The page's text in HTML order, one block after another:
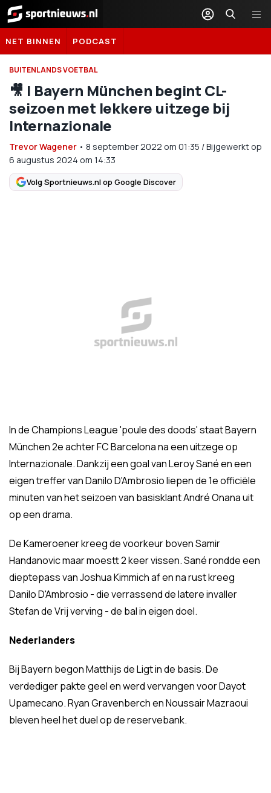
Sportnieuws.nl
NET BINNEN PODCAST
BUITENLANDS VOETBAL
🎥 | Bayern München begint CL-
seizoen met lekkere uitzege bij
Internazionale
Trevor Wagener • 8 september 2022 om 01:35 /Bijgewerkt op
6 augustus 2024 om 14:33
Volg Sportnieuws.nl op Google Discover
In de Champions League 'poule des doods' staat Bayern
München 2e achter FC Barcelona na een uitzege op
Internazionale. Dankzij een goal van Leroy Sané en een
eigen treffer van Danilo D'Ambrosio liepen de 1e officiële
minuten van het seizoen van basisklant André Onana uit
op een drama.
De Kameroener kreeg de voorkeur boven Samir
Handanovic maar moestt 2 keer vissen. Sané rondde een
dieptepass van Joshua Kimmich af en na rust kreeg
Danilo D'Ambrosio - die verrassend de latere invaller
Stefan de Vrij verving - de bal in eigen doel.
Nederlanders
Bij Bayern begon Matthijs de Ligt in de basis. De
verdediger pakte geel en werd vervangen voor Dayot
Upamecano. Ryan Gravenberch en Noussair Mazraoui
bleven heel het duel op de reservebank.